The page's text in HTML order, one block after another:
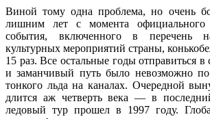
Виной тому одна проблема, но очень
лишним лет с момента официального
события, включенного в перечень
культурных мероприятий страны,
15 раз. Все остальные годы отправиться
и заманчивый путь было невозможно
тонкого льда на каналах. Очередной
длится аж четверть века — в
ледовый тур прошел в 1997 году.